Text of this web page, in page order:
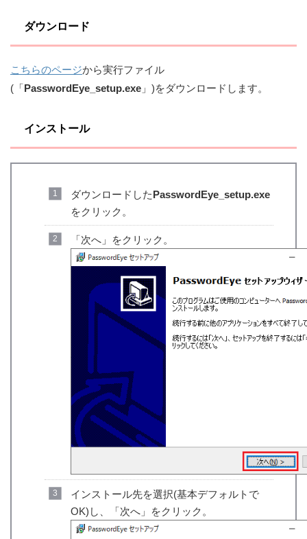
ダウンロード
こちらのページから実行ファイル
(「PasswordEye_setup.exe 」)をダウンロードします。
インストール
ダウンロードしたPasswordEye_setup.exe
をクリック。
「次へ」をクリック。
インストール先を選択(基本デフォルトで
OK)し、「次へ」をクリック。